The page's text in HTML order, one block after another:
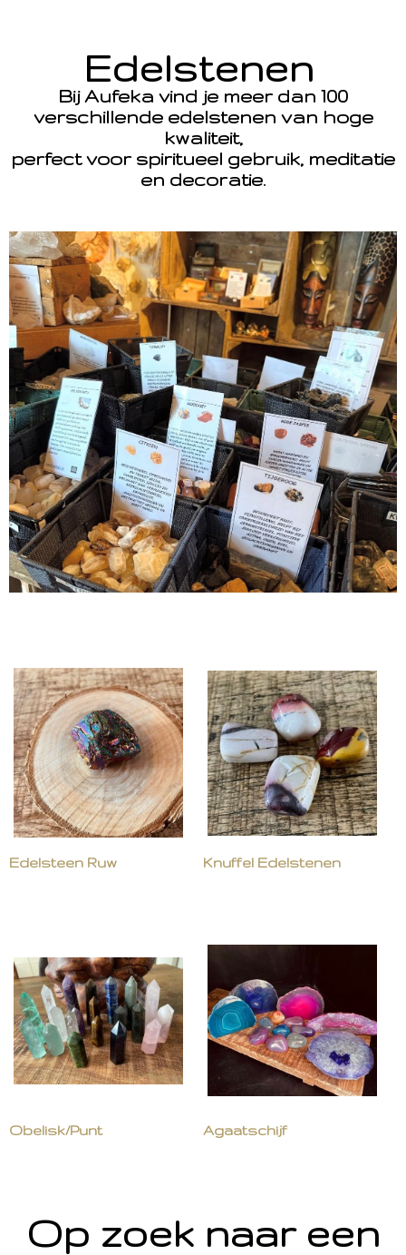
Edelstenen
Bij Aufeka vind je meer dan 100
verschillende edelstenen van hoge
kwaliteit,
perfect voor spiritueel gebruik, meditatie
en decoratie.
Edelsteen Ruw Knuffel Edelstenen
Obelisk/Punt Agaatschijf
Op zoek naar een